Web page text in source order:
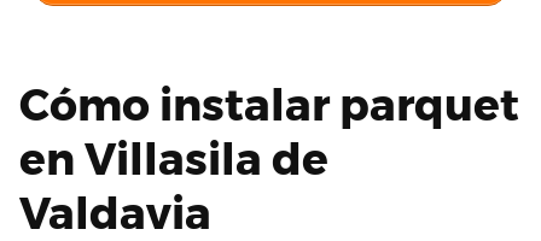
Cómo instalar parquet
en Villasila de
Valdavia